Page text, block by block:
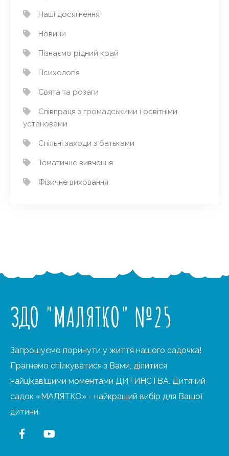
Наші досягнення
Новини
Пізнаємо рідний край
Психологія
Свята та розаги
Співпраця з громадськими і освітніми
установами
Спільні заходи з батьками
Тематичне вивчення
Фізичне виховання
ЗДО "МАЛЯТКО" №25
Запрошуємо поринути у життя нашого садочка!
Прагнемо спілкуватися з Вами, ділитися
найцікавішими моментами ДИТИНСТВА. Дитячий
садок «МАЛЯТКО» - найкращий вибір для Вашої
дитини.